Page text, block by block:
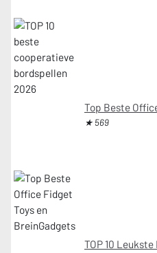
Top Beste
★ 569
TOP 10